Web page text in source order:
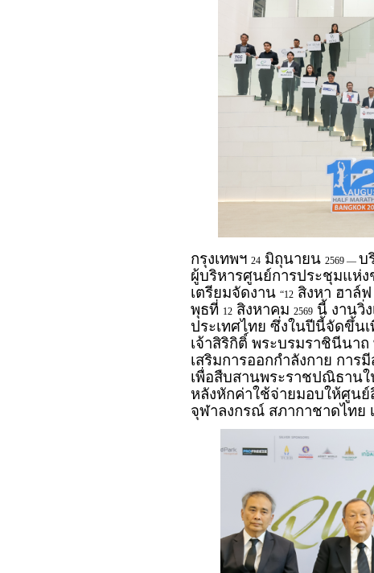
กรุงเทพฯ 24 มิถุนายน 2569 — บ
ผู้บริหารศูนย์การประชุมแห่
เตรียมจัดงาน “12 สิงหา ฮาล์
พุธที่ 12 สิงหาคม 2569 นี้ งานวิ่
ประเทศไทย ซึ่งในปีนี้จัดขึ้น
เจ้าสิริกิติ์ พระบรมราชินีนา
เสริมการออกกำลังกาย กา
เพื่อสืบสานพระราชปณิธาน
หลังหักค่าใช้จ่ายมอบให้ศูนย์
จุฬาลงกรณ์ สภากาชาดไทย